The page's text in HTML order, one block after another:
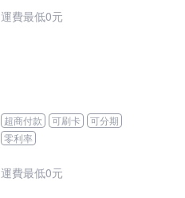
運費最低0元
超商付款 可刷卡
可分期
零利率
運費最低0元